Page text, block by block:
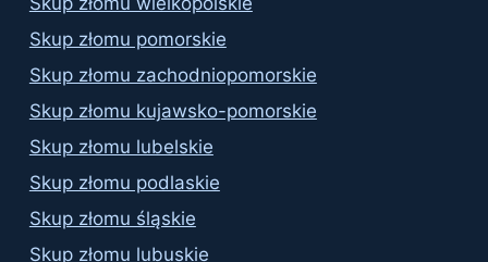
Skup złomu pomorskie
Skup złomu zachodniopomorskie
Skup złomu kujawsko-pomorskie
Skup złomu lubelskie
Skup złomu podlaskie
Skup złomu śląskie
Skup złomu lubuskie